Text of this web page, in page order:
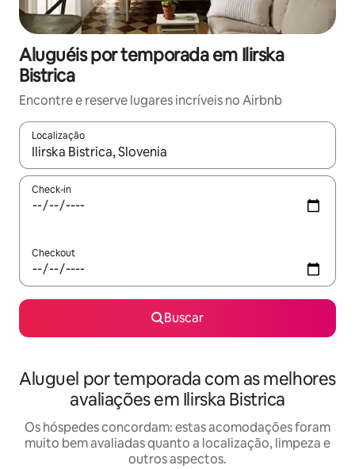
Aluguéis por temporada em Ilirska
Bistrica
Encontre e reserve lugares incríveis no Airbnb
Localização
Quando os resultados estiverem disponíveis, explore-os
Check-in
Checkout
Buscar
Aluguel por temporada com as melhores
avaliações em Ilirska Bistrica
Os hóspedes concordam: estas acomodações foram
muito bem avaliadas quanto a localização, limpeza e
outros aspectos.